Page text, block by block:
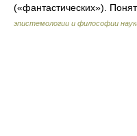
(«фантастических»).
эпистемологии и философии